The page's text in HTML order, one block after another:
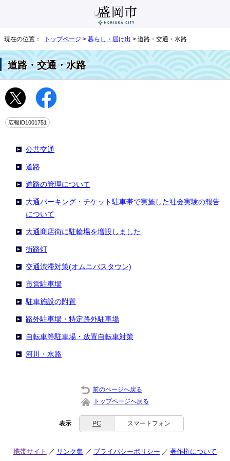
現在の位置： トップページ > 暮らし・届け出 > 道路・交通・水路
道路・交通・水路
広報ID1001751
公共交通
道路
道路の管理について
大通パーキング・チケット駐車帯で実施した社会実験の報告
について
大通商店街に駐輪場を増設しました
街路灯
交通渋滞対策(オムニバスタウン)
市営駐車場
駐車施設の附置
路外駐車場・特定路外駐車場
自転車等駐車場・放置自転車対策
河川・水路
前のページへ戻る
トップページへ戻る
表示 PC スマートフォン
携帯サイト リンク集 プライバシーポリシー 著作権について